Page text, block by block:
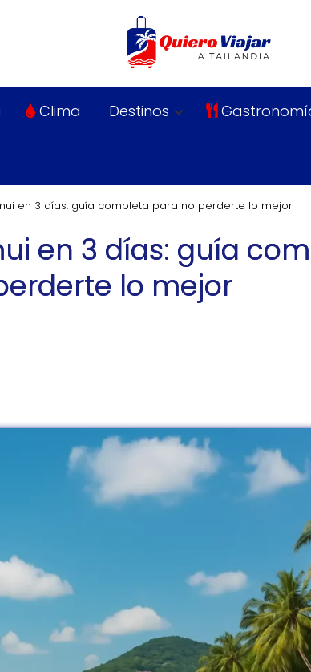
Clima Destinos
en 3 días: guía completa para no perderte lo mejor
en 3 días: guía
lo mejor